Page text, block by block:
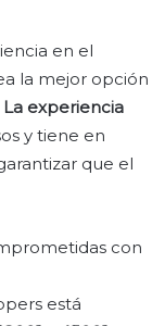
en el
la mejor opción
La experiencia
y tiene en
que el
con
está